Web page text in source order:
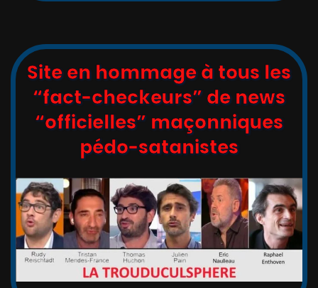
Site en hommage à tous les
“fact-checkeurs” de news
“officielles” maçonniques
pédo-satanistes